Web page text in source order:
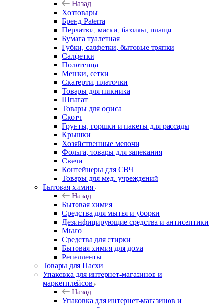
Назад
Хозтовары
Бренд Paterra
Перчатки, маски, бахилы, плащи
Бумага туалетная
Губки, салфетки, бытовые тряпки
Салфетки
Полотенца
Мешки, сетки
Скатерти, платочки
Товары для пикника
Шпагат
Товары для офиса
Скотч
Грунты, горшки и пакеты для рассады
Крышки
Хозяйственные мелочи
Фольга, товары для запекания
Свечи
Контейнеры для СВЧ
Товары для мед. учреждений
Бытовая химия
Назад
Бытовая химия
Средства для мытья и уборки
Дезинфицирующие средства и антисептики
Мыло
Средства для стирки
Бытовая химия для дома
Репелленты
Товары для Пасхи
Упаковка для интернет-магазинов и
маркетплейсов
Назад
Упаковка для интернет-магазинов и